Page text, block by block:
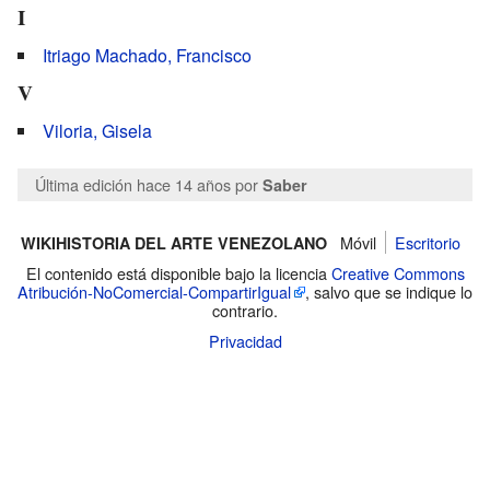
I
Itriago Machado, Francisco
V
Viloria, Gisela
Última edición hace 14 añospor Saber
WIKIHISTORIA DEL ARTE VENEZOLANO Móvil
Escritorio
El contenido está disponible bajo la licenciaCreative Commons
Atribución-NoComercial-CompartirIgual
, salvo que se indique lo
contrario.
Privacidad